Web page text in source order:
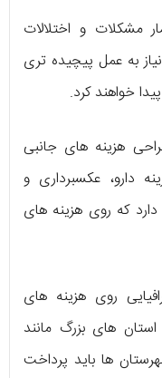
مشکلات و اختلالات
به عمل پیچیده تری
خواهند کرد.
هزینه های جانبی
دارو، عکسبرداری و
دارد که روی هزینه های
روی هزینه های
های بزرگ مانند
ها باید پرداخت